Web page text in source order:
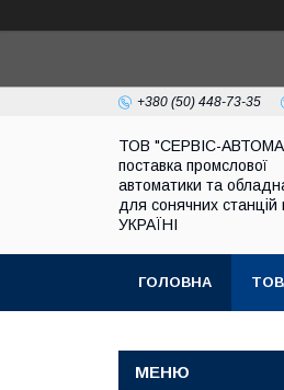
+380 (50) 448-73-35
ТОВ "СЕРВІС-
поставка промслової
автоматики та
для сонячних станцій
УКРАЇНІ
ГОЛОВНА